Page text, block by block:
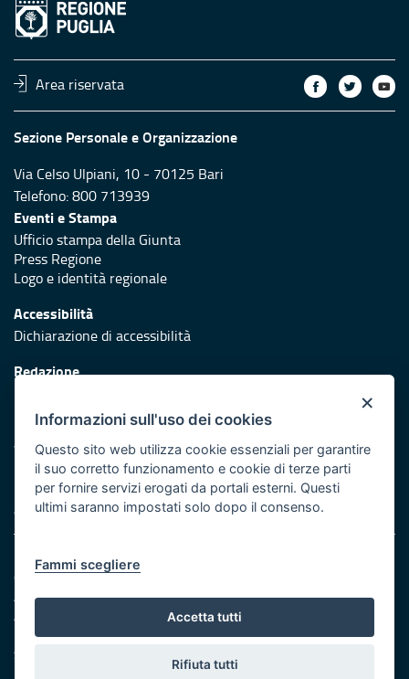
Area riservata
Sezione Personale e Organizzazione
Via Celso Ulpiani, 10 - 70125 Bari
Telefono: 800 713939
Eventi e Stampa
Ufficio stampa della Giunta
Press Regione
Logo e identità regionale
Accessibilità
Dichiarazione di accessibilità
Redazione
Protezione civile
Vai al sito di Protezione Civile Puglia
Iniziativa finanziata con risorse del POR Puglia 2014/2020 -
Asse XI
Note legali
Cookie e privacy
Amministrazione trasparente
Atti di notifica
Feed RSS
Servizi Intranet
×
Informazioni sull'uso dei cookies
Questo sito web utilizza cookie essenziali per garantire
il suo corretto funzionamento e cookie di terze parti
per fornire servizi erogati da portali esterni. Questi
ultimi saranno impostati solo dopo il consenso.
Fammi scegliere
Accetta tutti
Rifiuta tutti